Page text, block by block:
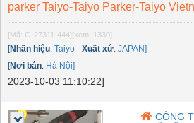
parker Taiyo-Taiyo Parker-Taiyo
[Mã: G-27311-444] [xem: 1330]
[Nhãn hiệu: Taiyo - Xuất xứ: JAPAN]
[Nơi bán: Hà Nội]
2023-10-03 11:10:22]
CÔNG